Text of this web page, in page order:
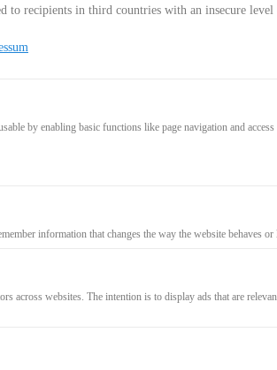
- mehr
199,00€
to recipients in third countries with an insecure
by enabling basic functions like page navigation and
information that changes the way the website behaves
across websites. The intention is to display ads that are